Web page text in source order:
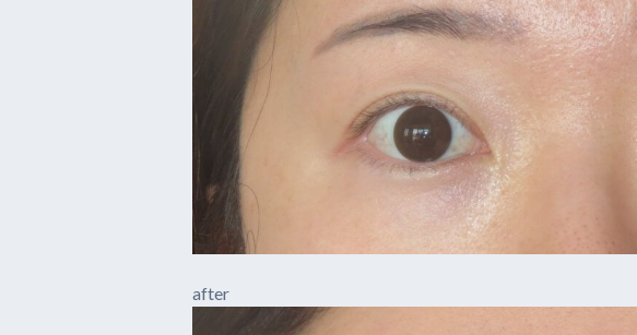
after